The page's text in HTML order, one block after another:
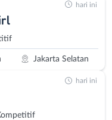
Jakarta Selatan
hari ini
hari ini